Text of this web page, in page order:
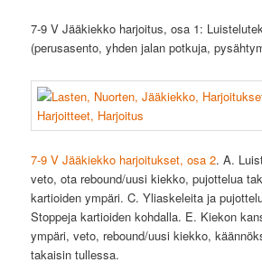
7-9 V Jääkiekko harjoitus, osa 1:
(perusasento, yhden jalan potkuja,
7-9 V Jääkiekko harjoitukset, osa 2. A.
veto, ota rebound/uusi kiekko, pujottelua
kartioiden ympäri. C. Yliaskeleita ja
Stoppeja kartioiden kohdalla. E. Kiekon
ympäri, veto, rebound/uusi kiekko,
takaisin tullessa.